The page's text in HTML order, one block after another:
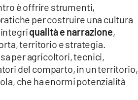
è offrire strumenti,
per costruire una cultura
qualità e narrazione,
territorio e strategia.
per agricoltori, tecnici,
del comparto, in un territorio,
che ha enormi potenzialità